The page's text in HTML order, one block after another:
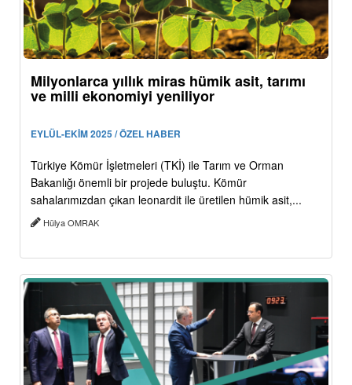
Milyonlarca yıllık miras hümik asit, tarımı
ve milli ekonomiyi yeniliyor
EYLÜL-EKİM 2025 / ÖZEL HABER
Türkiye Kömür İşletmeleri (TKİ) ile Tarım ve Orman
Bakanlığı önemli bir projede buluştu. Kömür
sahalarımızdan çıkan leonardit ile üretilen hümik asit,...
Hülya OMRAK